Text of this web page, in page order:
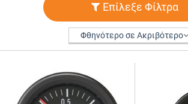
Επίλεξε Φίλτρα
Φθηνότερο σε Ακριβότερο